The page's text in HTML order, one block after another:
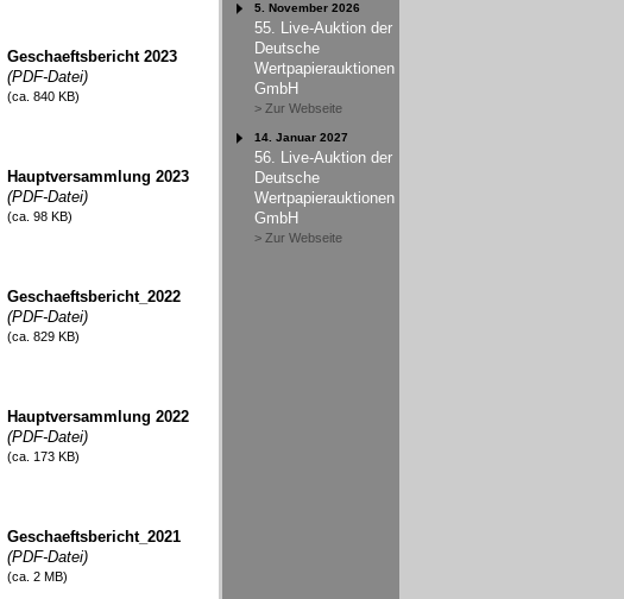
Geschaeftsbericht 2023
(PDF-Datei)
(ca. 840 KB)
Hauptversammlung 2023
(PDF-Datei)
(ca. 98 KB)
Geschaeftsbericht_2022
(PDF-Datei)
(ca. 829 KB)
Hauptversammlung 2022
(PDF-Datei)
(ca. 173 KB)
Geschaeftsbericht_2021
(PDF-Datei)
(ca. 2 MB)
5. November 2026
55. Live-Auktion der
Deutsche
Wertpapierauktionen
GmbH
> Zur Webseite
14. Januar 2027
56. Live-Auktion der
Deutsche
Wertpapierauktionen
GmbH
> Zur Webseite